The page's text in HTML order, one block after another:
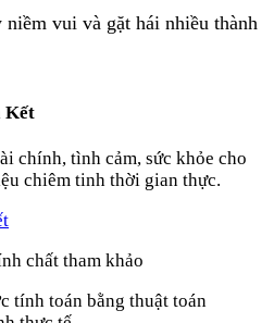
niềm vui và gặt hái nhiều thành
Kết
chính, tình cảm, sức khỏe cho
chiêm tinh thời gian thực.
chất tham khảo
tính toán bằng thuật toán